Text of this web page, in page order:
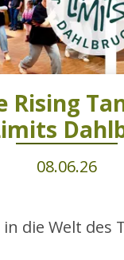
Rising
08.06.26
die Welt des